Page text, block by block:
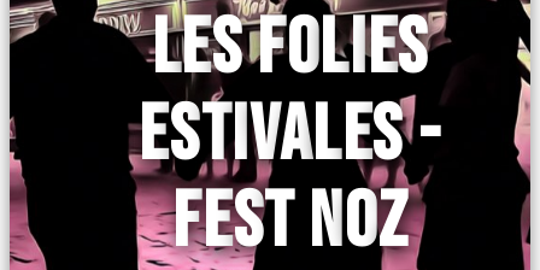
LES FOLIES
ESTIVALES -
FEST NOZ